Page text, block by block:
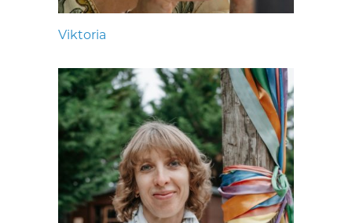
Viktoria